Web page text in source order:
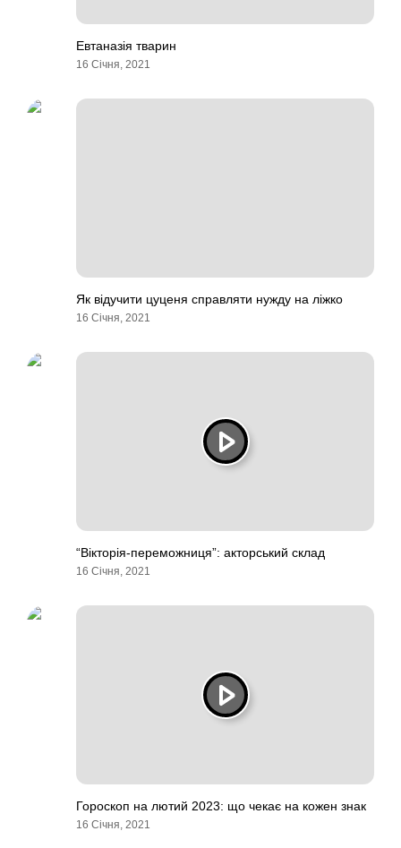
Евтаназія тварин
16 Січня, 2021
Як відучити цуценя справляти нужду на ліжко
16 Січня, 2021
“Вікторія-переможниця”: акторський склад
16 Січня, 2021
Гороскоп на лютий 2023: що чекає на кожен знак
16 Січня, 2021